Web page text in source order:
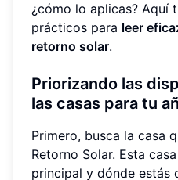
¿cómo lo aplicas? Aquí
prácticos para leer
retorno solar.
Priorizando las
las casas para tu
Primero, busca la casa
Retorno Solar. Esta
principal y dónde estás